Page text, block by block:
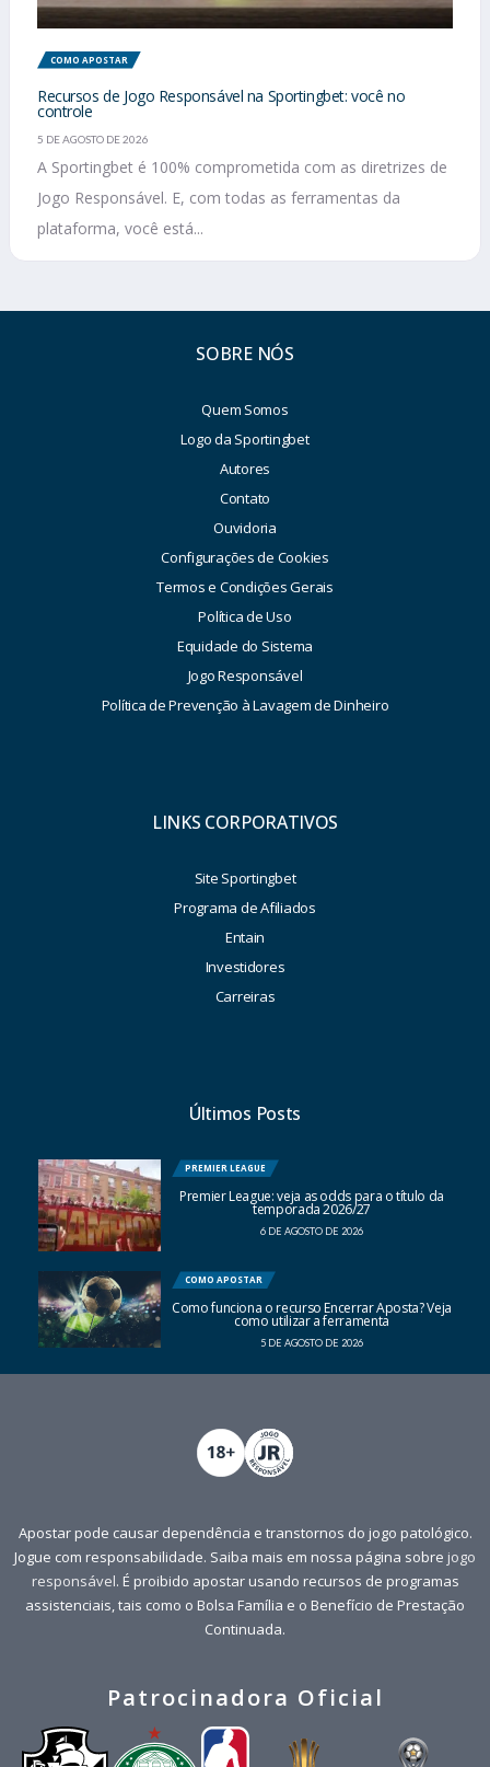
COMO APOSTAR
Recursos de Jogo Responsável na Sportingbet: você no
controle
5 DE AGOSTO DE 2026
A Sportingbet é 100% comprometida com as diretrizes de
Jogo Responsável. E, com todas as ferramentas da
plataforma, você está...
SOBRE NÓS
Quem Somos
Logo da Sportingbet
Autores
Contato
Ouvidoria
Configurações de Cookies
Termos e Condições Gerais
Política de Uso
Equidade do Sistema
Jogo Responsável
Política de Prevenção à Lavagem de Dinheiro
LINKS CORPORATIVOS
Site Sportingbet
Programa de Afiliados
Entain
Investidores
Carreiras
Últimos Posts
PREMIER LEAGUE
Premier League: veja as odds para o título da
temporada 2026/27
6 DE AGOSTO DE 2026
COMO APOSTAR
Como funciona o recurso Encerrar Aposta? Veja
como utilizar a ferramenta
5 DE AGOSTO DE 2026
Apostar pode causar dependência e transtornos do jogo patológico.
Jogue com responsabilidade. Saiba mais em nossa página sobre jogo
responsável. É proibido apostar usando recursos de programas
assistenciais, tais como o Bolsa Família e o Benefício de Prestação
Continuada.
Patrocinadora Oficial